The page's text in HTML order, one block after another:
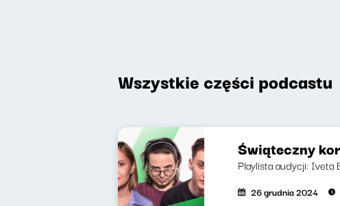
Wszystkie części podcastu
Świąteczny
Playlista audycji: Iveta
26 grudnia 2024